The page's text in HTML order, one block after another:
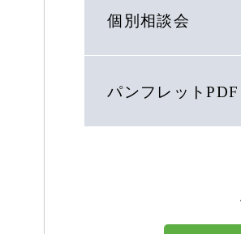
個別相談会
パンフレットPDF